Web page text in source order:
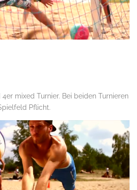
mixed Turnier. Bei beiden Turnieren
Pflicht.